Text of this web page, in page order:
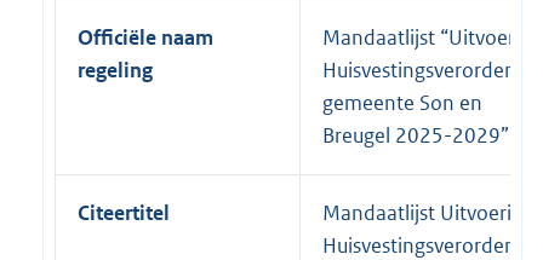
Officiële naam
regeling
Mandaatlijst “Uitvoering
Huisvestingsverordening
gemeente Son en
Breugel 2025-2029”
Citeertitel
Mandaatlijst Uitvoering
Huisvestingsverordening